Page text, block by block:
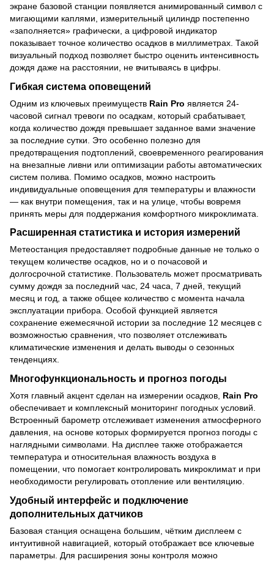
экране базовой станции появляется анимированный символ с
мигающими каплями, измерительный цилиндр постепенно
«заполняется» графически, а цифровой индикатор
показывает точное количество осадков в миллиметрах. Такой
визуальный подход позволяет быстро оценить интенсивность
дождя даже на расстоянии, не вчитываясь в цифры.
Гибкая система оповещений
Одним из ключевых преимуществ Rain Pro является 24-
часовой сигнал тревоги по осадкам, который срабатывает,
когда количество дождя превышает заданное вами значение
за последние сутки. Это особенно полезно для
предотвращения подтоплений, своевременного реагирования
на внезапные ливни или оптимизации работы автоматических
систем полива. Помимо осадков, можно настроить
индивидуальные оповещения для температуры и влажности
— как внутри помещения, так и на улице, чтобы вовремя
принять меры для поддержания комфортного микроклимата.
Расширенная статистика и история измерений
Метеостанция предоставляет подробные данные не только о
текущем количестве осадков, но и о почасовой и
долгосрочной статистике. Пользователь может просматривать
сумму дождя за последний час, 24 часа, 7 дней, текущий
месяц и год, а также общее количество с момента начала
эксплуатации прибора. Особой функцией является
сохранение ежемесячной истории за последние 12 месяцев с
возможностью сравнения, что позволяет отслеживать
климатические изменения и делать выводы о сезонных
тенденциях.
Многофункциональность и прогноз погоды
Хотя главный акцент сделан на измерении осадков, Rain Pro
обеспечивает и комплексный мониторинг погодных условий.
Встроенный барометр отслеживает изменения атмосферного
давления, на основе которых формируется прогноз погоды с
наглядными символами. На дисплее также отображается
температура и относительная влажность воздуха в
помещении, что помогает контролировать микроклимат и при
необходимости регулировать отопление или вентиляцию.
Удобный интерфейс и подключение
дополнительных датчиков
Базовая станция оснащена большим, чётким дисплеем с
интуитивной навигацией, который отображает все ключевые
параметры. Для расширения зоны контроля можно